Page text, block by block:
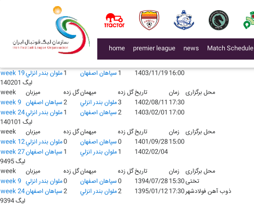
home premier league news(current)
Match Schedule
گل زده گل زده تاریخ زمان
محل برگزاری
ملوان بندر انزلي1 سپاهان اصفهان1
1404/05/28
سپاهان اصفهان0 ملوان بندر انزلي
لیگ 140301
گل زدهمیهمان گل زده تاریخ زمان
محل برگزاری
week 19ملوان بندر انزلي1 سپاهان اصفهان 1 1403/11/1916:00
لیگ 140201
week
میزبان گل زدهمیهمان گل زدهتاریخ زمان
محل برگزاری
week 9 سپاهان اصفهان2 ملوان بندر انزلي3 1402/08/11 17:30
week 24ملوان بندر انزلي1 سپاهان اصفهان2 1403/02/01 17:00
لیگ 140101
week
میزبان گل زدهمیهمان گل زدهتاریخ زمان
محل برگزاری
week 12ملوان بندر انزلي0 سپاهان اصفهان0 1401/09/2815:00
week 27سپاهان اصفهان 1 ملوان بندر انزلي1
1402/02/04
لیگ 9495
week
میزبان گل زدهمیهمان گل زدهتاریخ زمان
محل برگزاری
week 9 ملوان بندر انزلي0 سپاهان اصفهان0 1394/07/2815:30تختی
week 24سپاهان اصفهان2 ملوان بندر انزلي2 1395/01/1217:30ذوب آهن فولادشهر
لیگ 9394